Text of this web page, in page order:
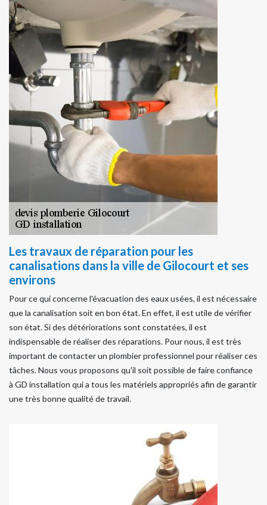
Les travaux de réparation pour les
canalisations dans la ville de Gilocourt et ses
environs
Pour ce qui concerne l'évacuation des eaux usées, il est nécessaire
que la canalisation soit en bon état. En effet, il est utile de vérifier
son état. Si des détériorations sont constatées, il est
indispensable de réaliser des réparations. Pour nous, il est très
important de contacter un plombier professionnel pour réaliser ces
tâches. Nous vous proposons qu'il soit possible de faire confiance
à GD installation qui a tous les matériels appropriés afin de garantir
une très bonne qualité de travail.